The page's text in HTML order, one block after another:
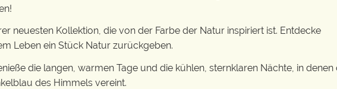
neuesten Kollektion, die von der Farbe der Natur inspiriert ist. Entdecke
Leben ein Stück Natur zurückgeben.
die langen, warmen Tage und die kühlen, sternklaren Nächte, in denen
des Himmels vereint.